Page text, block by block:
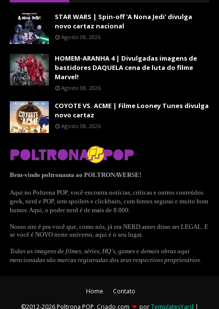
STAR WARS | Spin-off 'A Nona Jedi' divulga
novo cartaz nacional
Agosto 08, 2026
HOMEM-ARANHA 4 | Divulgadas imagens de
bastidores DAQUELA cena de luta do filme
Marvel!
Agosto 08, 2026
COYOTE VS. ACME | Filme Looney Tunes divulga
novo cartaz
Agosto 08, 2026
Bem-vindo poltronauta ao POLTRONAVERSE!
Aqui no Poltrona POP, você encontra notícias, críticas e outros conteúdos
geek, nerd e POP, sem spoilers e clickbaits, com fontes seguras e muito bom
humor. Aqui, o poder nerd é de mais de 8.000.
Nosso site é pra você que, como nós, já era NERD antes disso ser LEGAL. E
se você é NOVO neste universo, aqui é o seu lugar.
Todas as imagens de filmes, séries, HQ´s, games e demais obras aqui
mencionadas são marcas registradas dos seus respectivos proprietários.
Home
Contato
©2012-2026 Poltrona POP. Criado com ❤ porTemplatesYard |